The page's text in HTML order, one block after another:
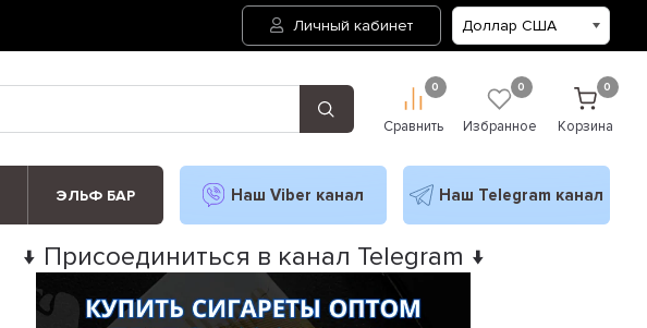
Личный кабинет
0
Сравнить
0
Избранное
0
Корзина
ЭЛЬФ БАР Наш Viber канал Наш Telegram канал
↓ Присоединиться в канал Telegram ↓